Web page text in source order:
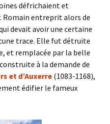
défrichaient et
entreprit alors de
devait avoir une certaine
trace. Elle fut détruite
et remplacée par la belle
à la demande de
et d’Auxerre (1083-1168),
édifier le fameux